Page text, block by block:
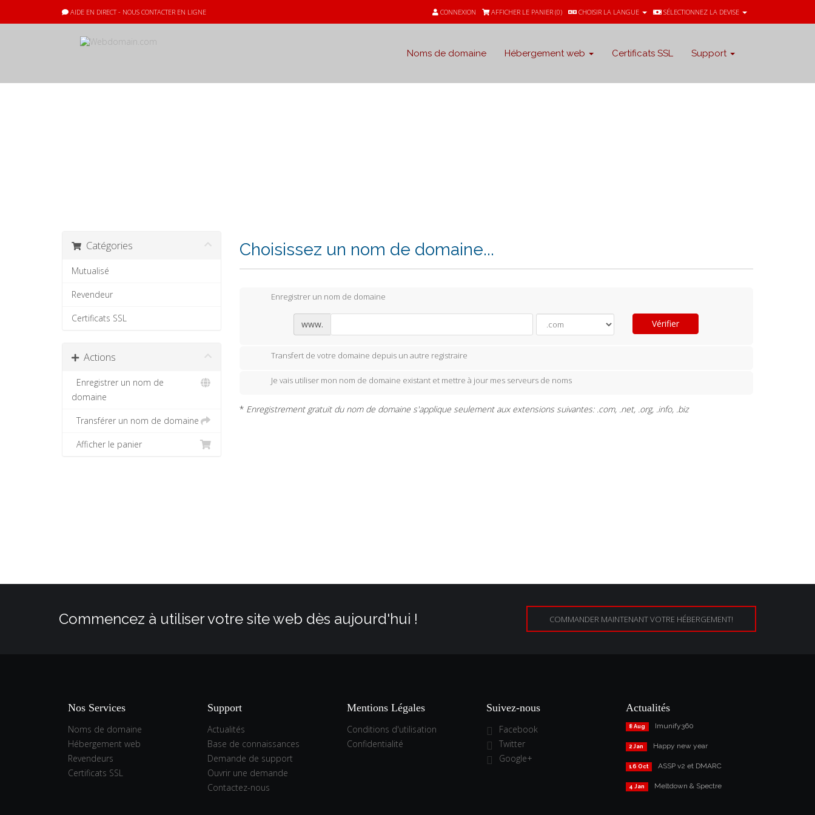
AIDE EN DIRECT - NOUS CONTACTER EN LIGNE SÉLECTIONNEZ LA DEVISE
CHOISIR LA LANGUE
CONNEXION AFFICHER LE PANIER (0)
Noms de domaine Hébergement web Certificats SSL Support
Choisissez un nom de domaine...
Catégories
Mutualisé
Revendeur
Certificats SSL
Actions
Enregistrer un nom de
domaine
Transférer un nom de domaine
Afficher le panier
Enregistrer un nom de domaine
www. Vérifier
Transfert de votre domaine depuis un autre registraire
Je vais utiliser mon nom de domaine existant et mettre à jour mes serveurs de noms
* Enregistrement gratuit du nom de domaine s'applique seulement aux extensions suivantes: .com, .net, .org, .info, .biz
Commencez à utiliser votre site web dès aujourd'hui ! COMMANDER MAINTENANT VOTRE HÉBERGEMENT!
Nos Services
Noms de domaine
Hébergement web
Revendeurs
Certificats SSL
Support
Actualités
Base de connaissances
Demande de support
Ouvrir une demande
Contactez-nous
Mentions Légales
Conditions d'utilisation
Confidentialité
Suivez-nous
Facebook
Twitter
Google+
Actualités
8 Aug Imunify360
2 Jan Happy new year
16 Oct ASSP v2 et DMARC
4 Jan Meltdown & Spectre